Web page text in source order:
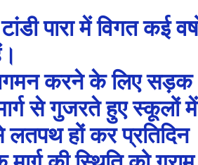
पारा में विगत कई
करने के लिए सड़क
से गुजरते हुए स्कूलों में
हों कर प्रतिदिन